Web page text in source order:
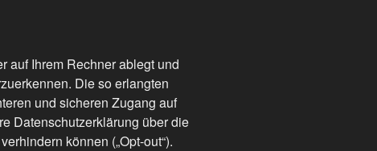
auf Ihrem Rechner ablegt und
Die so erlangten
und sicheren Zugang auf
Datenschutzerklärung über die
können („Opt-out“).